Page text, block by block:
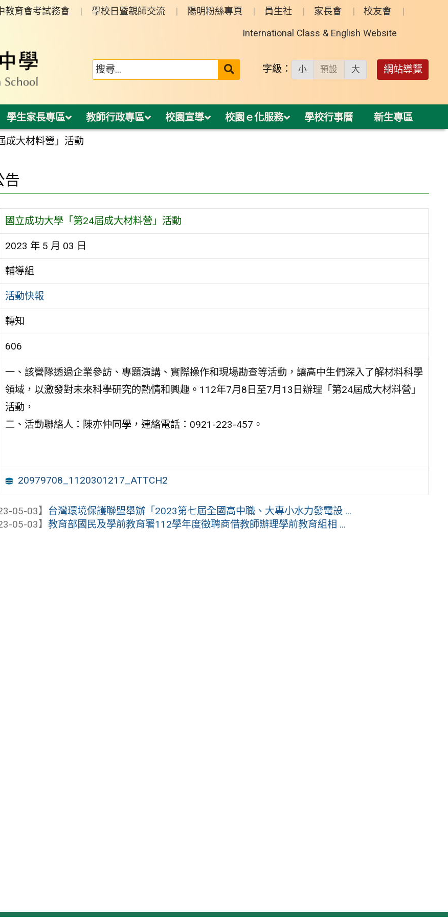
教育會考試務會 學校日暨親師交流 陽明粉絲專頁 員生社 家長會 校友會
International Class & English Website
送出 字級： 小 預設 大 網站導覽
學生家長專區 教師行政專區 校園宣導 校園ｅ化服務 學校行事曆 新生專區
成大材料營」活動
告
國立成功大學「第24屆成大材料營」活動
2023 年 5 月 03 日
輔導組
活動快報
轉知
606
一、該營隊透過企業參訪、專題演講、實際操作和現場勘查等活動，讓高中生們深入了解材料科學
領域，以激發對未來科學研究的熱情和興趣。112年7月8日至7月13日辦理「第24屆成大材料營」
活動，
二、活動聯絡人：陳亦仲同學，連絡電話：0921-223-457。
20979708_1120301217_ATTCH2
05-03】 台灣環境保護聯盟舉辦「2023第七屆全國高中職、大專小水力發電設 ...
05-03】教育部國民及學前教育署112學年度徵聘商借教師辦理學前教育組相 ...